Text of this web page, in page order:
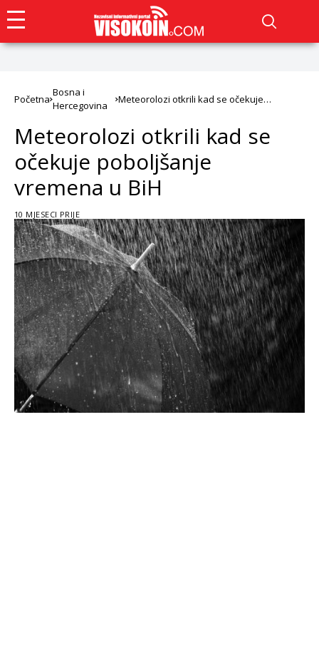
Početna
Bosna i
Hercegovina
Meteorolozi otkrili kad se očekuje
Meteorolozi otkrili kad se
očekuje poboljšanje
vremena u BiH
10 MJESECI PRIJE